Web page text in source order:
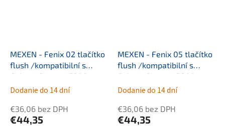
MEXEN - Fenix 02 tlačítko
flush /kompatibilní s
Geberit Sigma UP300 a
UP320, šedá 600266
Dodanie do 14 dní
€36,06 bez DPH
€44,35
MEXEN - Fenix 05 tlačítko
flush /kompatibilní s
Geberit Sigma UP300 a
UP320, bílá matná
Dodanie do 14 dní
€36,06 bez DPH
€44,35